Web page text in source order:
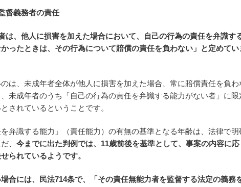
督義務者の責任
は、他人に損害を加えた場合において、自己の行為の責任を弁識す
ったときは、その行為について賠償の責任を負わない」と定めてい
は、未成年者全体が他人に損害を加えた場合、常に賠償責任を負わ
未成年者のうち「自己の行為の責任を弁識する能力がない者」に限
されているということです。
弁識する能力」（責任能力）の有無の基準となる年齢は、法律で明
、 今までに出た判例では、11歳前後を基準として、事案の内容に応
られているようです。
合には、民法714条で、「その責任無能力者を監督する法定の義務